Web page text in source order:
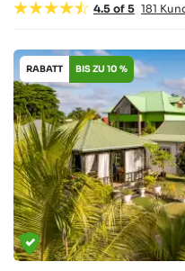
4.5 of 5 181
RABATT BIS ZU 10 %